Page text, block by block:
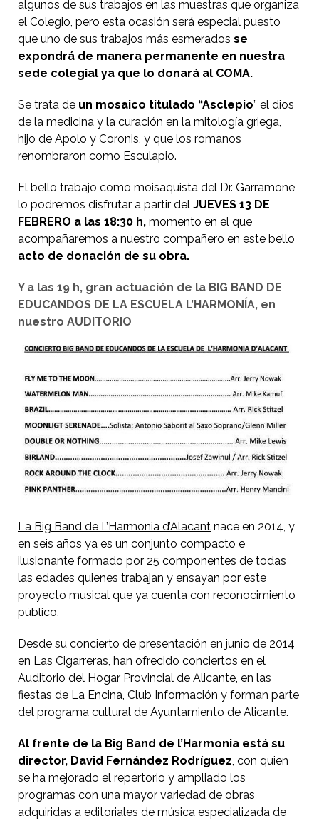
algunos de sus trabajos en las muestras que organiza
el Colegio, pero esta ocasión será especial puesto
que uno de sus trabajos más esmerados se
expondrá de manera permanente en nuestra
sede colegial ya que lo donará al COMA.
Se trata de un mosaico titulado “Asclepio” el dios
de la medicina y la curación en la mitología griega,
hijo de Apolo y Coronis, y que los romanos
renombraron como Esculapio.
El bello trabajo como moisaquista del Dr. Garramone
lo podremos disfrutar a partir del JUEVES 13 DE
FEBRERO a las 18:30 h, momento en el que
acompañaremos a nuestro compañero en este bello
acto de donación de su obra.
Y a las 19 h, gran actuación de la BIG BAND DE
EDUCANDOS DE LA ESCUELA L’HARMONÍA, en
nuestro AUDITORIO
La Big Band de L’Harmonia d’Alacant nace en 2014, y
en seis años ya es un conjunto compacto e
ilusionante formado por 25 componentes de todas
las edades quienes trabajan y ensayan por este
proyecto musical que ya cuenta con reconocimiento
público.
Desde su concierto de presentación en junio de 2014
en Las Cigarreras, han ofrecido conciertos en el
Auditorio del Hogar Provincial de Alicante, en las
fiestas de La Encina, Club Información y forman parte
del programa cultural de Ayuntamiento de Alicante.
Al frente de la Big Band de l’Harmonia está su
director, David Fernández Rodríguez , con quien
se ha mejorado el repertorio y ampliado los
programas con una mayor variedad de obras
adquiridas a editoriales de música especializada de